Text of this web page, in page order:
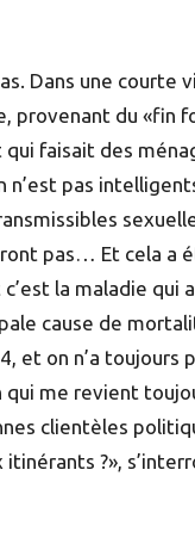
Dans une courte
provenant du «fin
qui faisait des
n’est pas
pas… Et cela a
la maladie qui
cause de
et on n’a toujours
me revient
clientèles
?»,